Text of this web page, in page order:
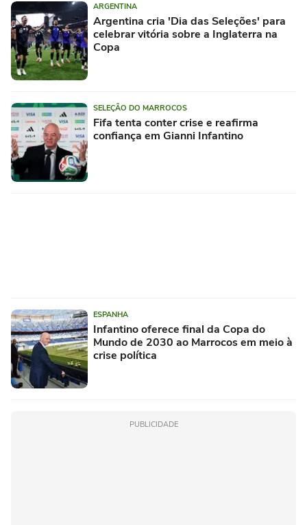
ARGENTINA
Argentina cria 'Dia das Seleções' para
celebrar vitória sobre a Inglaterra na
Copa
SELEÇÃO DO MARROCOS
Fifa tenta conter crise e reafirma
confiança em Gianni Infantino
ESPANHA
Infantino oferece final da Copa do
Mundo de 2030 ao Marrocos em meio à
crise política
PUBLICIDADE